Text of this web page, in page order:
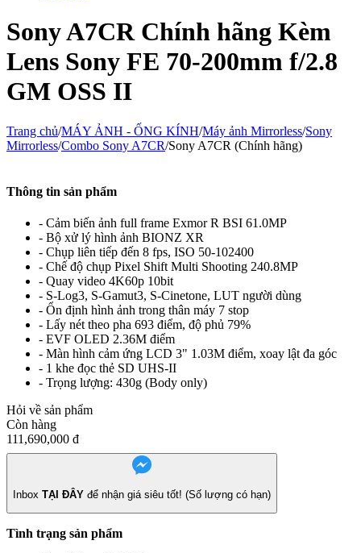
Sony A7CR Chính hãng Kèm
Lens Sony FE 70-200mm f/2.8
GM OSS II
Trang chủ/MÁY ẢNH - ỐNG KÍNH/Máy ảnh Mirrorless/Sony
Mirrorless/Combo Sony A7CR/Sony A7CR (Chính hãng)
Thông tin sản phẩm
- Cảm biến ảnh full frame Exmor R BSI 61.0MP
- Bộ xử lý hình ảnh BIONZ XR
- Chụp liên tiếp đến 8 fps, ISO 50-102400
- Chế độ chụp Pixel Shift Multi Shooting 240.8MP
- Quay video 4K60p 10bit
- S-Log3, S-Gamut3, S-Cinetone, LUT người dùng
- Ổn định hình ảnh trong thân máy 7 stop
- Lấy nét theo pha 693 điểm, độ phủ 79%
- EVF OLED 2.36M điểm
- Màn hình cảm ứng LCD 3" 1.03M điểm, xoay lật đa góc
- 1 khe đọc thẻ SD UHS-II
- Trọng lượng: 430g (Body only)
Hỏi về sản phẩm
Còn hàng
111,690,000 đ
Inbox TẠI ĐÂY để nhận giá siêu tốt! (Số lượng có hạn)
Tình trạng sản phẩm